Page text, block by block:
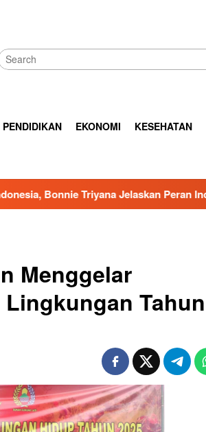
PENDIDIKAN EKONOMI KESEHATAN
Peran Indonesia dalam Sains Global
Menggelar
Tahun